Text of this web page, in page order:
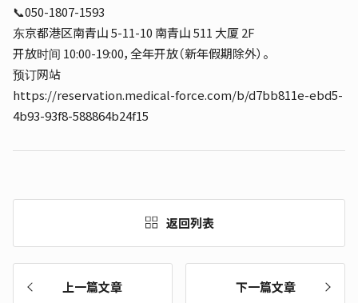
📞050-1807-1593
东京都港区南青山 5-11-10 南青山 511 大厦 2F
开放时间 10:00-19:00，全年开放（新年假期除外）。
预订网站
https://reservation.medical-force.com/b/d7bb811e-ebd5-
4b93-93f8-588864b24f15
上一篇文章
返回列表
下一篇文章